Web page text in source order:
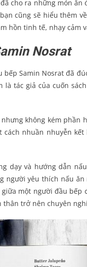
cho ra những món
cũng sẽ hiểu thêm
hồn tinh tế, nhạy cảm
Nosrat
Samin Nosrat đã
là tác giả của cuốn
không kém phần
cách nhuần nhuyễn
dạy và hướng dẫn
người yêu thích nấu
một người đầu
trở nên chuyên